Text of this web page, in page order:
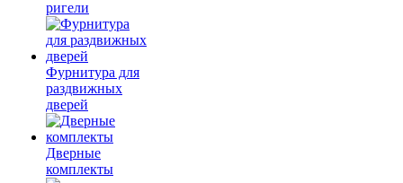
ригели
Фурнитура для
раздвижных
дверей
Дверные
комплекты